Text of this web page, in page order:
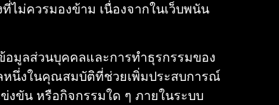
ที่ไม่ควรมองข้าม เนื่องจากในเว็บพนัน
อมูลส่วนบุคคลและการทำธุรกรรมของ
หนึ่งในคุณสมบัติที่ช่วยเพิ่มประสบการณ์
งขัน หรือกิจกรรมใด ๆ ภายในระบบ